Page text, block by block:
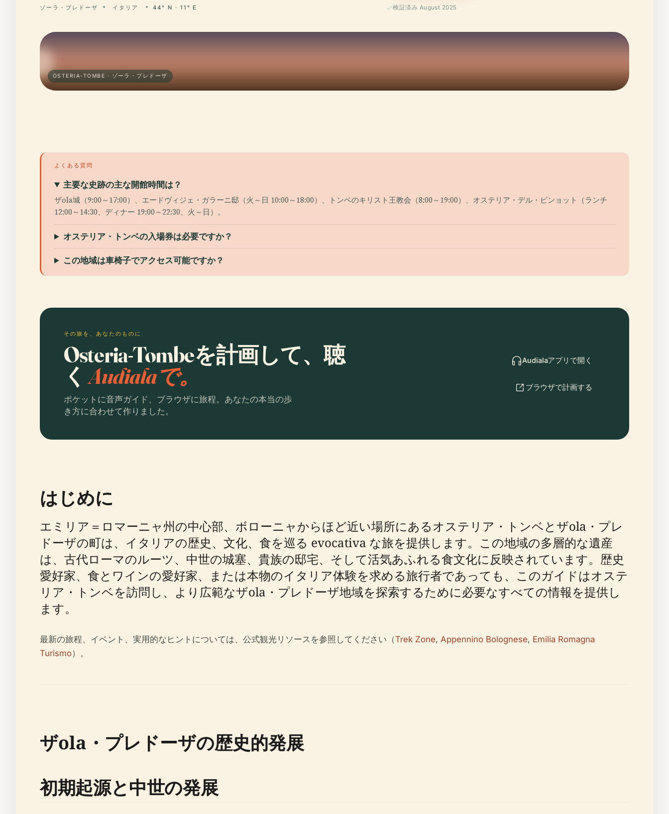
ゾーラ・プレドーザ イタリア 44° N · 11° E 検証済み August 2025
OSTERIA-TOMBE · ゾーラ・プレドーザ
よくある質問
主要な史跡の主な開館時間は？
ザola城（9:00～17:00）、エードヴィジェ・ガラーニ邸（火～日 10:00～18:00）、トンベのキリスト王教会（8:00～19:00）、オステリア・デル・ピンョット（ランチ
12:00～14:30、ディナー 19:00～22:30、火～日）。
オステリア・トンベの入場券は必要ですか？
この地域は車椅子でアクセス可能ですか？
その旅を、あなたのものに
Osteria-Tombeを計画して、聴
くAudialaで。
ポケットに音声ガイド、ブラウザに旅程。あなたの本当の歩
き方に合わせて作りました。
Audialaアプリで開く
ブラウザで計画する
はじめに
エミリア＝ロマーニャ州の中心部、ボローニャからほど近い場所にあるオステリア・トンベとザola・プレ
ドーザの町は、イタリアの歴史、文化、食を巡る evocativa な旅を提供します。この地域の多層的な遺産
は、古代ローマのルーツ、中世の城塞、貴族の邸宅、そして活気あふれる食文化に反映されています。歴史
愛好家、食とワインの愛好家、または本物のイタリア体験を求める旅行者であっても、このガイドはオステ
リア・トンベを訪問し、より広範なザola・プレドーザ地域を探索するために必要なすべての情報を提供し
ます。
最新の旅程、イベント、実用的なヒントについては、公式観光リソースを参照してください（Trek Zone, Appennino Bolognese, Emilia Romagna
Turismo）。
ザola・プレドーザの歴史的発展
初期起源と中世の発展